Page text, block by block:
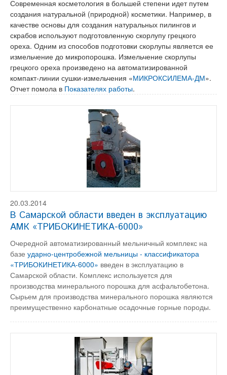
Современная косметология в большей степени идет путем
создания натуральной (природной) косметики. Например, в
качестве основы для создания натуральных пилингов и
скрабов используют подготовленную скорлупу грецкого
ореха. Одним из способов подготовки скорлупы является ее
измельчение до микропорошка. Измельчение скорлупы
грецкого ореха произведено на автоматизированной
компакт-линии сушки-измельчения «МИКРОКСИЛЕМА-ДМ».
Отчет помола в Показателях работы.
20.03.2014
В Самарской области введен в эксплуатацию
АМК «ТРИБОКИНЕТИКА-6000»
Очередной автоматизированный мельничный комплекс на
базе ударно-центробежной мельницы - классификатора
«ТРИБОКИНЕТИКА-6000» введен в эксплуатацию в
Самарской области. Комплекс используется для
производства минерального порошка для асфальтобетона.
Сырьем для производства минерального порошка являются
преимущественно карбонатные осадочные горные породы.